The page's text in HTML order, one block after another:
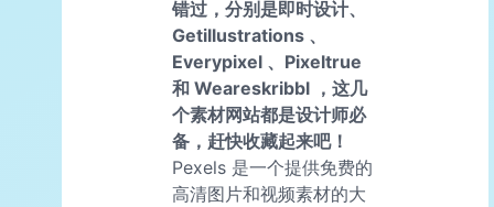
错过，分别是即时设计、
Getillustrations 、
Everypixel 、Pixeltrue
和 Weareskribbl ，这几
个素材网站都是设计师必
备，赶快收藏起来吧！
Pexels 是一个提供免费的
高清图片和视频素材的大